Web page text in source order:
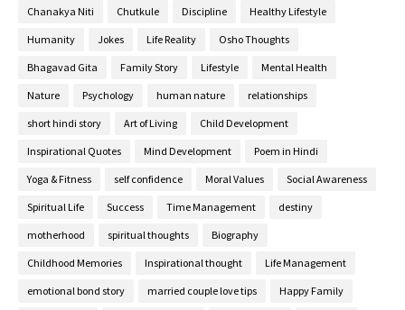
Chanakya Niti Chutkule Discipline Healthy Lifestyle
Humanity Jokes Life Reality Osho Thoughts
Bhagavad Gita Family Story Lifestyle Mental Health
Nature Psychology human nature relationships
short hindi story Art of Living Child Development
Inspirational Quotes Mind Development Poem in Hindi
Yoga & Fitness self confidence Moral Values Social Awareness
Spiritual Life Success Time Management destiny
motherhood spiritual thoughts Biography
Childhood Memories Inspirational thought Life Management
emotional bond story married couple love tips Happy Family